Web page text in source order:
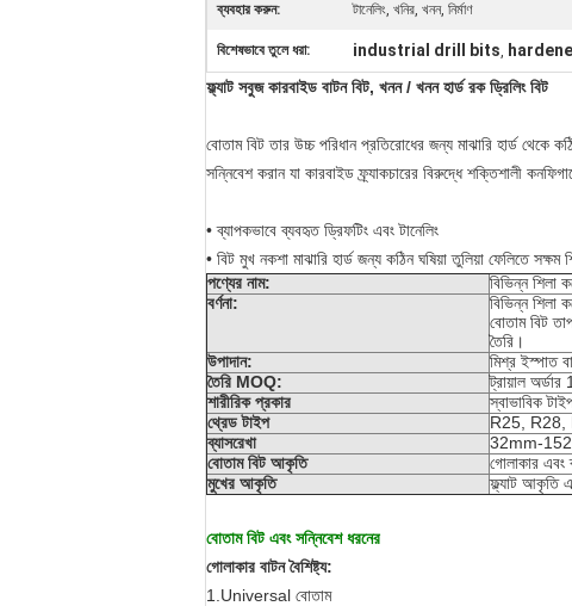
ব্যবহার করুন: টানেলিং, খনির, খনন, নির্মাণ
বিশেষভাবে তুলে ধরা: industrial drill bits,
ফ্ল্যাট সবুজ কারবাইড বাটন বিট, খনন / খনন হার্ড রক ড্রিলিং বিট
বোতাম বিট তার উচ্চ পরিধান প্রতিরোধের জন্য মাঝারি হার্ড
সন্নিবেশ করান যা কারবাইড ফ্র্যাকচারের বিরুদ্ধে শক্তিশালী
• ব্যাপকভাবে ব্যবহৃত ড্রিফটিং এবং টানেলিং
• বিট মুখ নকশা মাঝারি হার্ড জন্য কঠিন ঘষিয়া তুলিয়া ফেলিতে সক্ষম
পণ্যের নাম:
বিভিন্ন শিলা
বর্ণনা:
বিভিন্ন শিলা
বোতাম বিট
তৈরি।
উপাদান:
মিশ্র ইস্পাত
তৈরি MOQ:
ট্রায়াল
শারীরিক প্রকার
স্বাভাবিক
থ্রেড টাইপ
R25, R28,
ব্যাসরেখা
32mm-
বোতাম বিট আকৃতি
গোলাকার এবং
মুখের আকৃতি
ফ্ল্যাট আকৃতি
বোতাম বিট এবং সন্নিবেশ ধরনের
গোলাকার বাটন বৈশিষ্ট্য:
1.Universal বোতাম